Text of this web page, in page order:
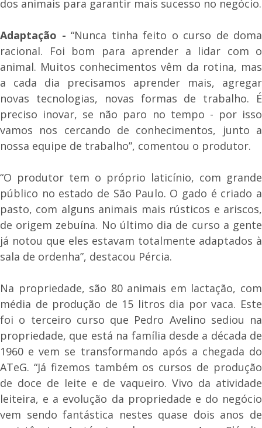
dos animais para garantir mais sucesso no negócio.
Adaptação - “Nunca tinha feito o curso de doma
racional. Foi bom para aprender a lidar com o
animal. Muitos conhecimentos vêm da rotina, mas
a cada dia precisamos aprender mais, agregar
novas tecnologias, novas formas de trabalho. É
preciso inovar, se não paro no tempo - por isso
vamos nos cercando de conhecimentos, junto a
nossa equipe de trabalho”, comentou o produtor.
“O produtor tem o próprio laticínio, com grande
público no estado de São Paulo. O gado é criado a
pasto, com alguns animais mais rústicos e ariscos,
de origem zebuína. No último dia de curso a gente
já notou que eles estavam totalmente adaptados à
sala de ordenha”, destacou Pércia.
Na propriedade, são 80 animais em lactação, com
média de produção de 15 litros dia por vaca. Este
foi o terceiro curso que Pedro Avelino sediou na
propriedade, que está na família desde a década de
1960 e vem se transformando após a chegada do
ATeG. “Já fizemos também os cursos de produção
de doce de leite e de vaqueiro. Vivo da atividade
leiteira, e a evolução da propriedade e do negócio
vem sendo fantástica nestes quase dois anos de